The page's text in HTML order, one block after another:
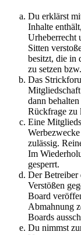
Du erklärst
Inhalte
Urheberrecht
Sitten
besitzt, die in
zu setzen
Das
dann
Rückfrage zu
Eine
zulässig.
Im
gesperrt.
Der Betreiber
Verstößen
Board
Abmahnung
Boards
Du nimmst